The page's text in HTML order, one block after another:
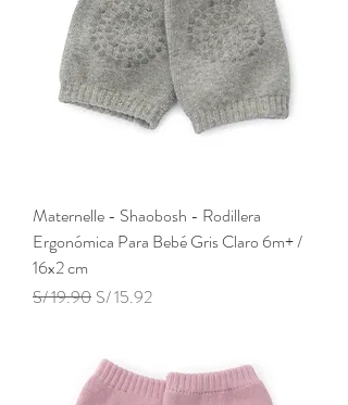
Maternelle - Shaobosh - Rodillera
Ergonómica Para Bebé Gris Claro 6m+ /
16x2 cm
Precio
S/ 19.90 Precio de oferta
S/ 15.92